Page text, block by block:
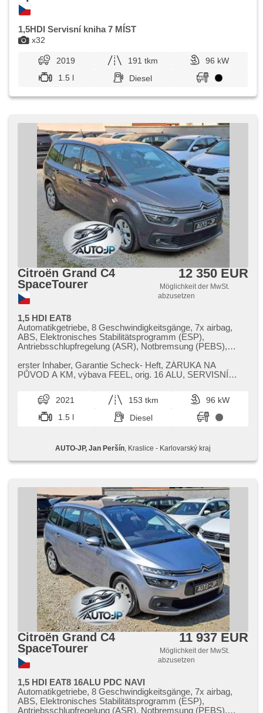
x32
1,5HDI Servisní kniha 7 MÍST
2019 191 tkm
96 kW
1.5 l
Diesel
Citroën Grand C4
SpaceTourer
12 350 EUR
Möglichkeit der MwSt.
abzusetzen
1,5 HDI EAT8
Automatikgetriebe, 8 Geschwindigkeitsgänge, 7x airbag,
ABS, Elektronisches Stabilitätsprogramm (ESP),
Antriebsschlupfregelung (ASR), Notbremsung (PEBS),
Tempomat, LED denní svícení, Alufelgen, erfüllt 'EURO VI',
Bordcomputer, hlasové ovládání palubního počítače,
štít, elektronická ruční brzda, Navigation, parkovací senzory
přední, parkovací senzory zadní, Parkassistent,
Fahrkamera, bezklíčové odemykání, Lichtsensor,
Scheibenwischersensor, Lenkrad einstellbar,
Bluetooth, El. Seitenscheiben, El. Klappspiegel, El. Spiegel,
samostmívací zrcátka, starten per Taste, Wegfahrsperre,
Start-Stop System, USB, Autoradio, digitální příjem rádia
(DAB), Außenthermometer, beheizte Spiegel, Teilbare
Rücksitzbank, Heckscheibenwischer, Getönte Scheiben,
přední pohon, digitální přístrojová deska, třetí řada sedadel,
malý kožený paket
erster Inhaber,​ Garantie Scheck​- Heft,​ ZÁRUKA NA
PŮVOD A KM,​ výbava FEEL,​ orig. 16 ALU,​ SERVISNÍ
2021 153 tkm
96 kW
1.5 l
Diesel
AUTO-JP, Jan Peršín , Kraslice - Karlovarský kraj
Citroën Grand C4
SpaceTourer
11 937 EUR
Möglichkeit der MwSt.
abzusetzen
1,5 HDI EAT8 16ALU PDC NAVI
Automatikgetriebe, 8 Geschwindigkeitsgänge, 7x airbag,
ABS, Elektronisches Stabilitätsprogramm (ESP),
Antriebsschlupfregelung (ASR), Notbremsung (PEBS),